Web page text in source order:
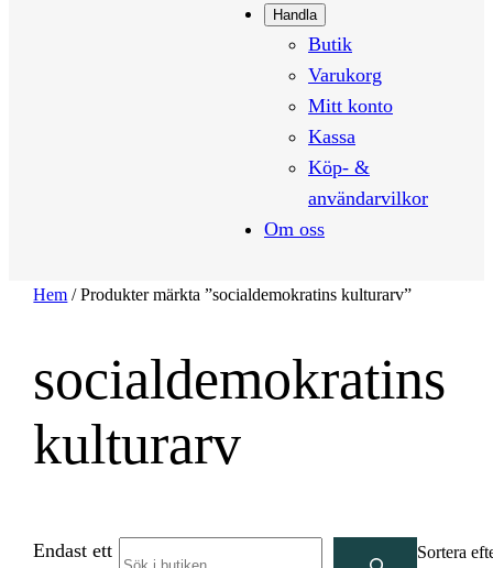
Handla
Butik
Varukorg
Mitt konto
Kassa
Köp- &
användarvilkor
Om oss
Hem / Produkter märkta ”socialdemokratins kulturarv”
socialdemokratins
kulturarv
Endast ett
Sortera